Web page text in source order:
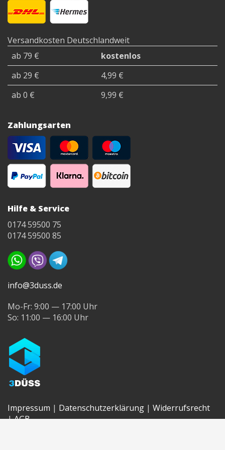
Versandkosten Deutschlandweit
ab 79 €
kostenlos
ab 29 €
4,99 €
ab 0 €
9,99 €
Zahlungsarten
Hilfe & Service
0174 59500 75
0174 59500 85
info@3duss.de
Mo-Fr: 9:00 — 17:00 Uhr
So: 11:00 — 16:00 Uhr
Impressum | Datenschutzerklärung | Widerrufsrecht
|AGB